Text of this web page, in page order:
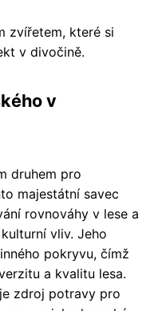
zvířetem, které si
v divočině.
v
druhem pro
majestátní savec
rovnováhy v lese a
vliv. Jeho
pokryvu, čímž
a kvalitu lesa.
zdroj potravy pro